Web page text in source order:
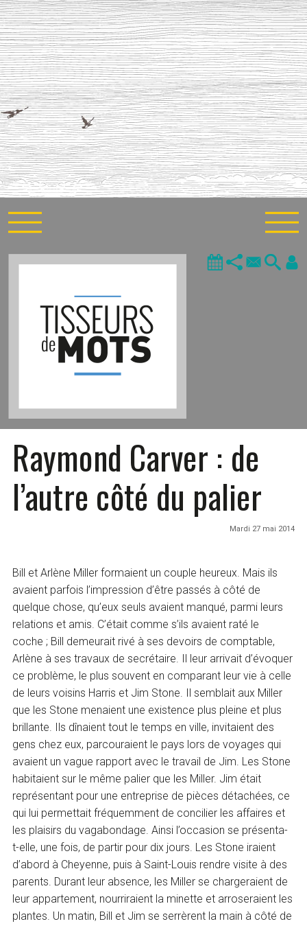
Raymond Carver : de
l’autre côté du palier
Mardi 27 mai 2014
Bill et Arlène Miller formaient un couple heureux. Mais ils
avaient parfois l’impression d’être passés à côté de
quelque chose, qu’eux seuls avaient manqué, parmi leurs
relations et amis. C’était comme s’ils avaient raté le
coche ; Bill demeurait rivé à ses devoirs de comptable,
Arlène à ses travaux de secrétaire. Il leur arrivait d’évoquer
ce problème, le plus souvent en comparant leur vie à celle
de leurs voisins Harris et Jim Stone. Il semblait aux Miller
que les Stone menaient une existence plus pleine et plus
brillante. Ils dînaient tout le temps en ville, invitaient des
gens chez eux, parcouraient le pays lors de voyages qui
avaient un vague rapport avec le travail de Jim. Les Stone
habitaient sur le même palier que les Miller. Jim était
représentant pour une entreprise de pièces détachées, ce
qui lui permettait fréquemment de concilier les affaires et
les plaisirs du vagabondage. Ainsi l’occasion se présenta-
t-elle, une fois, de partir pour dix jours. Les Stone iraient
d’abord à Cheyenne, puis à Saint-Louis rendre visite à des
parents. Durant leur absence, les Miller se chargeraient de
leur appartement, nourriraient la minette et arroseraient les
plantes. Un matin, Bill et Jim se serrèrent la main à côté de